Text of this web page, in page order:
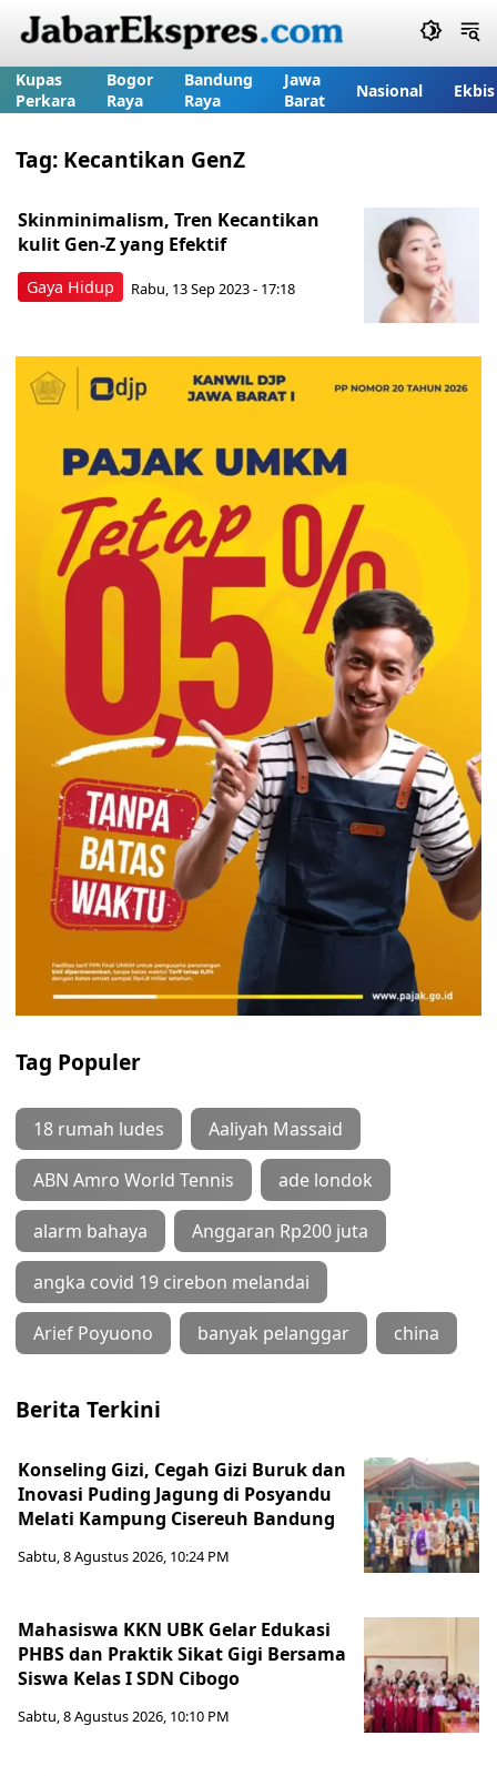
Kupas
Perkara
Bogor
Raya
Bandung
Raya
Jawa
Barat
Nasional Ekbis
Tag: Kecantikan GenZ
Gaya Hidup
Skinminimalism, Tren Kecantikan
kulit Gen-Z yang Efektif
Rabu, 13 Sep 2023 - 17:18
Tag Populer
18 rumah ludes Aaliyah Massaid
ABN Amro World Tennis ade londok
alarm bahaya Anggaran Rp200 juta
angka covid 19 cirebon melandai
Arief Poyuono banyak pelanggar china
Berita Terkini
Konseling Gizi, Cegah Gizi Buruk dan
Inovasi Puding Jagung di Posyandu
Melati Kampung Cisereuh Bandung
Sabtu, 8 Agustus 2026, 10:24 PM
Mahasiswa KKN UBK Gelar Edukasi
PHBS dan Praktik Sikat Gigi Bersama
Siswa Kelas I SDN Cibogo
Sabtu, 8 Agustus 2026, 10:10 PM